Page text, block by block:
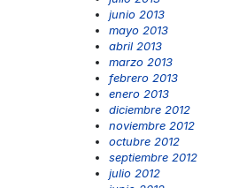
junio 2013
mayo 2013
abril 2013
marzo 2013
febrero 2013
enero 2013
diciembre 2012
noviembre 2012
octubre 2012
septiembre 2012
julio 2012